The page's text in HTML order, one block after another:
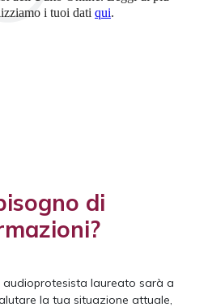
di
laureato sarà a
la tua situazione attuale,